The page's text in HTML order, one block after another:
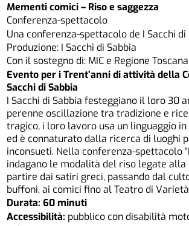
Mementi comici – Riso e saggezza
Conferenza-spettacolo
Una conferenza-spettacolo de I Sacchi di
Produzione: I Sacchi di Sabbia
Con il sostegno di: MIC e Regione Toscana
Evento per i Trent’anni di attività della
Sacchi di Sabbia
I Sacchi di Sabbia festeggiano il loro 30
perenne oscillazione tra tradizione e
tragico, i loro lavoro usa un linguaggio
ed è connaturato dalla ricerca di luoghi
inconsueti. Nella conferenza-spettacolo
indagano le modalità del riso legate alla
partire dai satiri greci, passando dal
buffoni, ai comici fino al Teatro di
Durata: 60 minuti
Accessibilità: pubblico con disabilità